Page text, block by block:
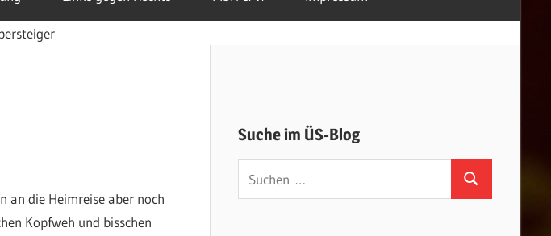
an die Heimreise aber noch
Kopfweh und bisschen
Suche im ÜS-Blog
Suchen